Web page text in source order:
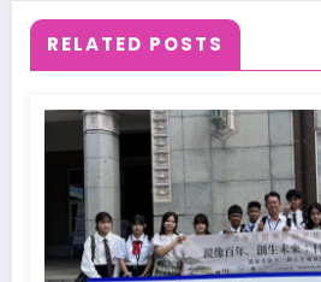
RELATED POSTS